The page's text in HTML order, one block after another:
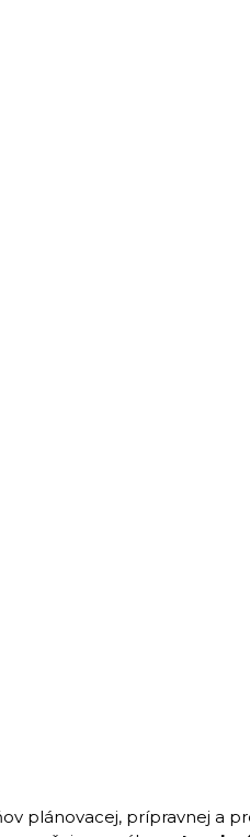
plánovacej, prípravnej a